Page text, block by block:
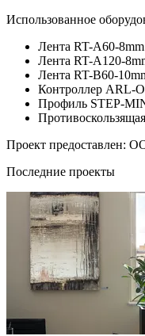
Использованное
Лента RT-A60-
Лента RT-A120-
Лента RT-B60-
Контроллер ARL-
Профиль STEP-
Проект предоставлен:
Последние проекты